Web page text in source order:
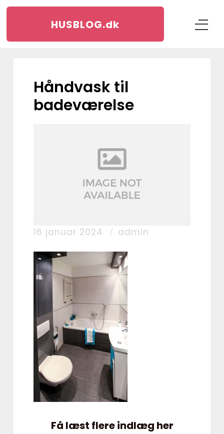
HUSBLOG.dk
håndvask til
badeværelse
16 januar 2024 admin
Få læst flere indlæg her